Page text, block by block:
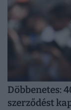
Döbbenetes:
szerződést